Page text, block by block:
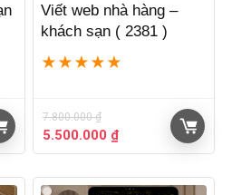
Viết web nhà hàng –
khách sạn ( 2381 )
★ ★ ★ ★ ★
7.800.000₫
Giá
gốc
7.800.000 ₫.
5.500.000 ₫Giá
hiện
là: